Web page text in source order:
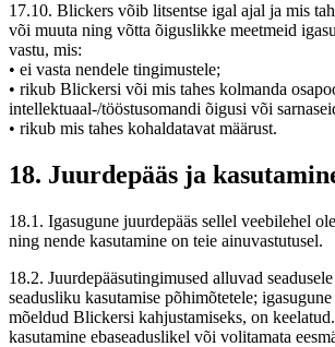
17.10. Blickers võib litsentse igal ajal ja mis
või muuta ning võtta õiguslikke meetmeid
vastu, mis:
• ei vasta nendele tingimustele;
• rikub Blickersi või mis tahes kolmanda
intellektuaal-/tööstusomandi õigusi või
• rikub mis tahes kohaldatavat määrust.
18. Juurdepääs ja
18.1. Igasugune juurdepääs sellel veebilehel
ning nende kasutamine on teie ainuvastutusel.
18.2. Juurdepääsutingimused alluvad
seadusliku kasutamise põhimõtetele;
mõeldud Blickersi kahjustamiseks, on
kasutamine ebaseaduslikel või volitamata